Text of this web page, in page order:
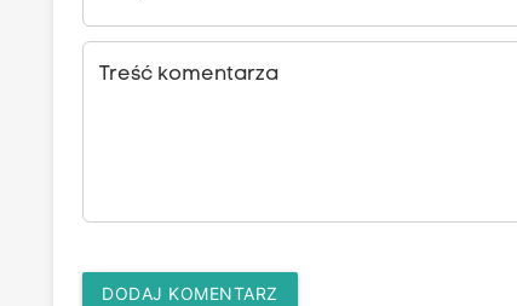
Treść komentarza
DODAJ KOMENTARZ